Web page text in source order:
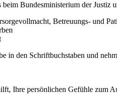
Bundesministerium der Justiz
Betreuungs- und
in den Schriftbuchstaben und
Ihre persönlichen Gefühle zum